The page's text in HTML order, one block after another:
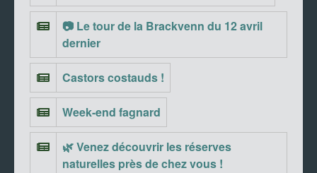
📷 Le tour de la Brackvenn du 12 avril
dernier
Castors costauds !
Week-end fagnard
🌿 Venez découvrir les réserves
naturelles près de chez vous !